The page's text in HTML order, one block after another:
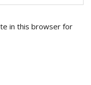
in this browser for